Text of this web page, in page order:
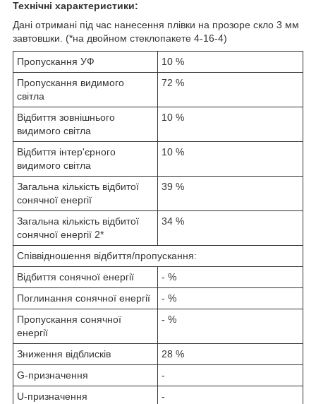
Технічні характеристики:
Дані отримані під час нанесення плівки на прозоре скло 3 мм
завтовшки. (*на двойном стеклопакете 4-16-4)
Пропускання УФ
10 %
Пропускання видимого
світла
72 %
Відбиття зовнішнього
видимого світла
10 %
Відбиття інтер'єрного
видимого світла
10 %
Загальна кількість відбитої
сонячної енергії
39 %
Загальна кількість відбитої
сонячної енергії 2*
34 %
Співвідношення відбиття/пропускання:
Відбиття сонячної енергії
- %
Поглинання сонячної енергії
- %
Пропускання сонячної
енергії
- %
Зниження відблисків
28 %
G-призначення
-
U-призначення
-